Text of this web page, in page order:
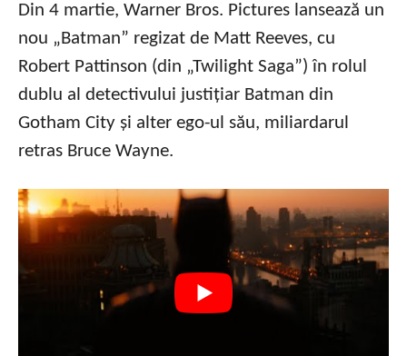
Din 4 martie, Warner Bros. Pictures lansează un
nou „Batman” regizat de Matt Reeves, cu
Robert Pattinson (din „Twilight Saga”) în rolul
dublu al detectivului justițiar Batman din
Gotham City și alter ego-ul său, miliardarul
retras Bruce Wayne.